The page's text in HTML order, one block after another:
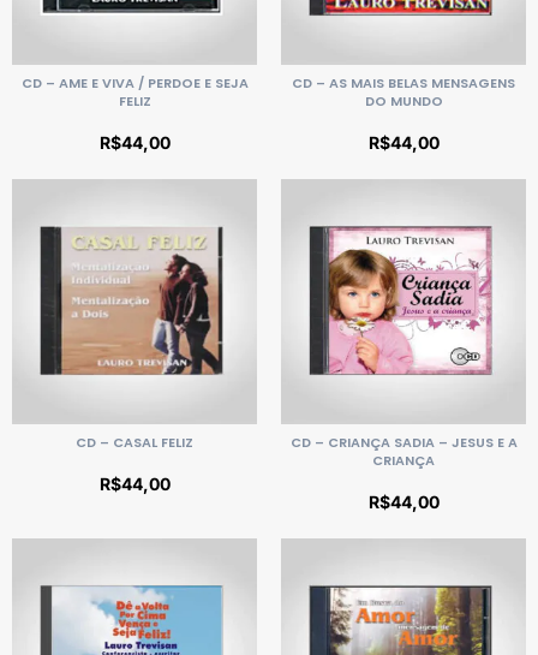
CD – AME E VIVA / PERDOE E SEJA
FELIZ
R$44,00
CD – AS MAIS BELAS MENSAGENS
DO MUNDO
R$44,00
CD – CASAL FELIZ
R$44,00
CD – CRIANÇA SADIA – JESUS E A
CRIANÇA
R$44,00